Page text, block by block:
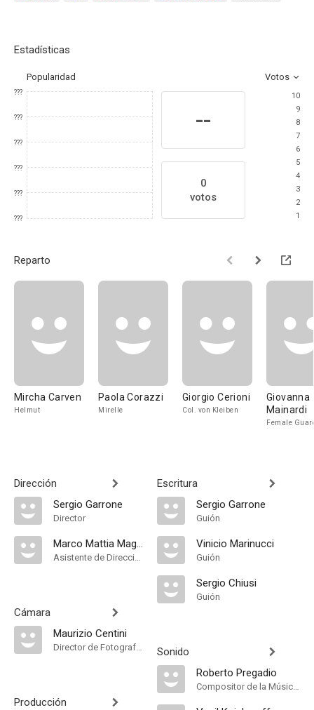
Estadísticas
Popularidad Votos
???
???
???
???
???
???
--
0
votos
10
9
8
7
6
5
4
3
2
1
Reparto
Mircha Carven
Helmut
Paola Corazzi
Mirelle
Giorgio Cerioni
Col. von Kleiben
Giovanna
Mainardi
Female
Dirección
Sergio Garrone
Director
Marco Mattia Magretti
Asistente de Dirección
Cámara
Maurizio Centini
Director de Fotografía, Camera Operator
Producción
Escritura
Sergio Garrone
Guión
Vinicio Marinucci
Guión
Sergio Chiusi
Guión
Sonido
Roberto Pregadio
Compositor de la Música Original, Música